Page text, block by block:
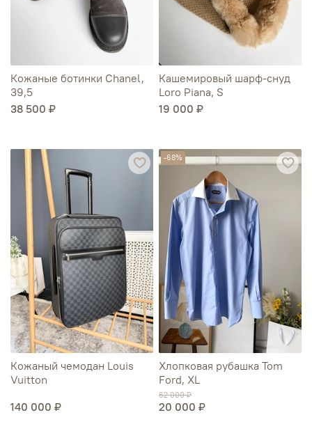
Кожаные ботинки Chanel,
39,5
38 500 ₽
Кашемировый шарф-снуд
Loro Piana, S
19 000 ₽
Кожаный чемодан Louis
Vuitton
140 000 ₽
-68%
Хлопковая рубашка Tom
Ford, XL
62 000 ₽
20 000 ₽